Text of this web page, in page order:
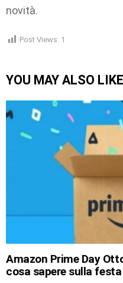
novità.
Post Views: 1
YOU MAY ALSO LIKE
Amazon Prime Day
cosa sapere sulla